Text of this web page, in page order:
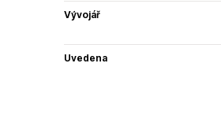
Vývojář
Uvedena